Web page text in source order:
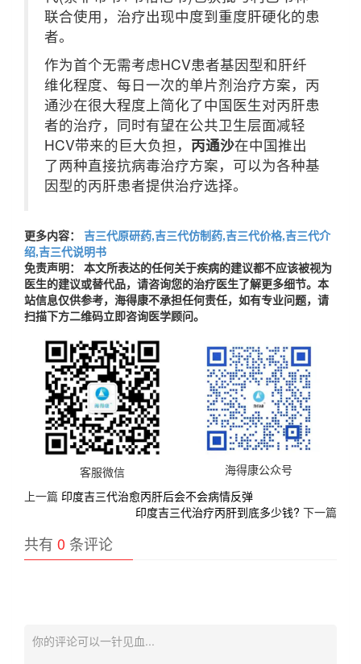
联合使用，治疗出现中度到重度肝硬化的患
者。
作为首个无需考虑HCV患者基因型和肝纤
维化程度、每日一次的单片剂治疗方案，丙
通沙在很大程度上简化了中国医生对丙肝患
者的治疗，同时有望在公共卫生层面减轻
HCV带来的巨大负担， 丙通沙在中国推出
了两种直接抗病毒治疗方案，可以为各种基
因型的丙肝患者提供治疗选择。
更多内容：
吉三代原研药,吉三代仿制药,吉三代价格,吉三代介
绍,吉三代说明书
免责声明： 本文所表达的任何关于疾病的建议都不应该被视为
医生的建议或替代品，请咨询您的治疗医生了解更多细节。本
站信息仅供参考，海得康不承担任何责任，如有专业问题，请
扫描下方二维码立即咨询医学顾问。
客服微信
海得康公众号
上一篇 印度吉三代治愈丙肝后会不会病情反弹
印度吉三代治疗丙肝到底多少钱? 下一篇
共有 0 条评论